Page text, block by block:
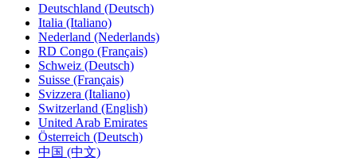
Deutschland (Deutsch)
Italia (Italiano)
Nederland (Nederlands)
RD Congo (Français)
Schweiz (Deutsch)
Suisse (Français)
Svizzera (Italiano)
Switzerland (English)
United Arab Emirates
Österreich (Deutsch)
中国 (中文)